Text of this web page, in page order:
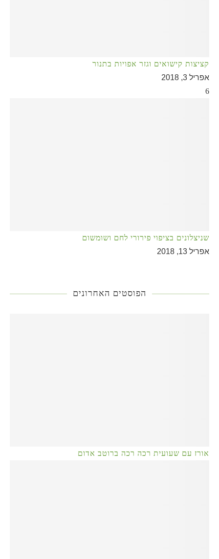
קציצות קישואים וגזר אפויות בתנור
אפריל 3, 2018
6
שניצלונים בציפוי פירורי לחם ושומשום
אפריל 13, 2018
הפוסטים האחרונים
אורז עם שעועית רכה רכה ברוטב אדום